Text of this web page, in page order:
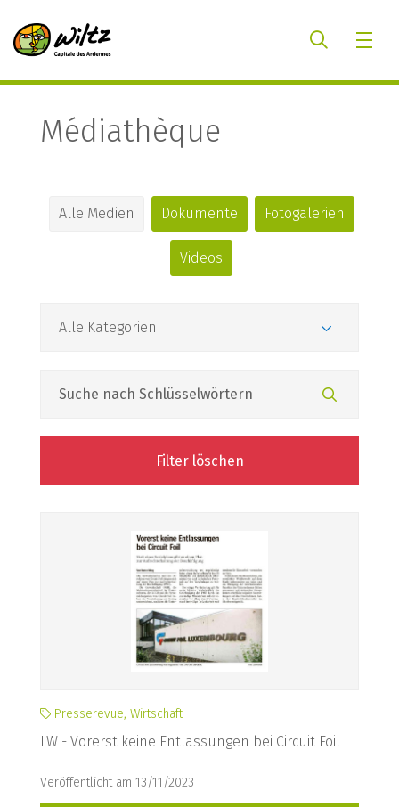
Médiathèque
Alle Medien Dokumente Fotogalerien
Videos
Filter löschen
Presserevue, Wirtschaft
LW - Vorerst keine Entlassungen bei Circuit Foil
Veröffentlicht am 13/11/2023